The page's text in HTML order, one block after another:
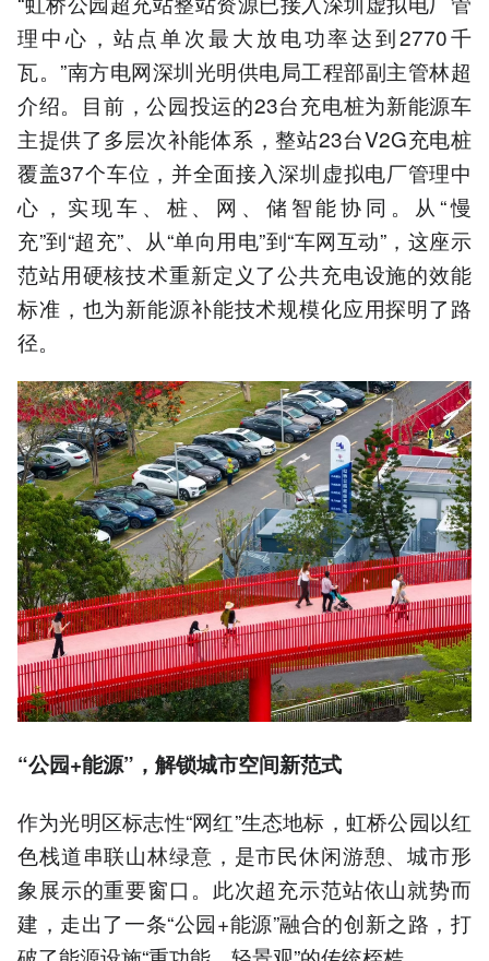
理中心，站点单次最大放电功率达到2770千
瓦。”南方电网深圳光明供电局工程部副主管林超
介绍。目前，公园投运的23台充电桩为新能源车
主提供了多层次补能体系，整站23台V2G充电桩
覆盖37个车位，并全面接入深圳虚拟电厂管理中
心，实现车、桩、网、储智能协同。从“慢
充”到“超充”、从“单向用电”到“车网互动”，这座示
范站用硬核技术重新定义了公共充电设施的效能
标准，也为新能源补能技术规模化应用探明了路
径。
“公园+能源”，解锁城市空间新范式
作为光明区标志性“网红”生态地标，虹桥公园以红
色栈道串联山林绿意，是市民休闲游憩、城市形
象展示的重要窗口。此次超充示范站依山就势而
建，走出了一条“公园+能源”融合的创新之路，打